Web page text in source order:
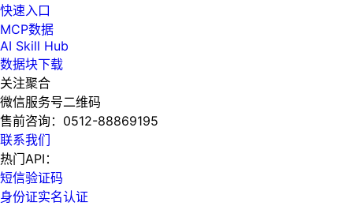
快速入口
MCP数据
AI Skill Hub
数据块下载
关注聚合
微信服务号二维码
售前咨询： 0512-88869195
联系我们
热门API：
短信验证码
身份证实名认证